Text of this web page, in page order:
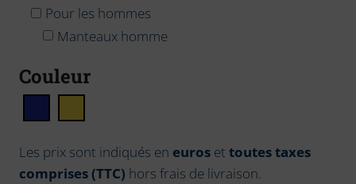
Pour les hommes
Manteaux homme
Couleur
Les prix sont indiqués en euros et toutes taxes
comprises (TTC) hors frais de livraison.